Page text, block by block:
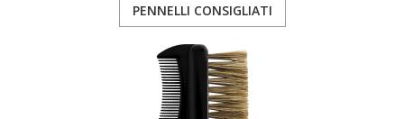
PENNELLI CONSIGLIATI